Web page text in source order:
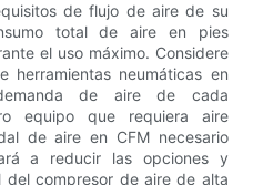
de flujo de aire de su
total de aire en pies
el uso máximo. Considere
neumáticas en
de aire de cada
equipo que requiera aire
de aire en CFM necesario
a reducir las opciones y
compresor de aire de alta